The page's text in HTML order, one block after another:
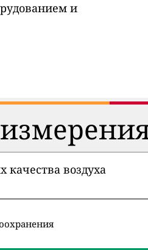
и
качества воздуха